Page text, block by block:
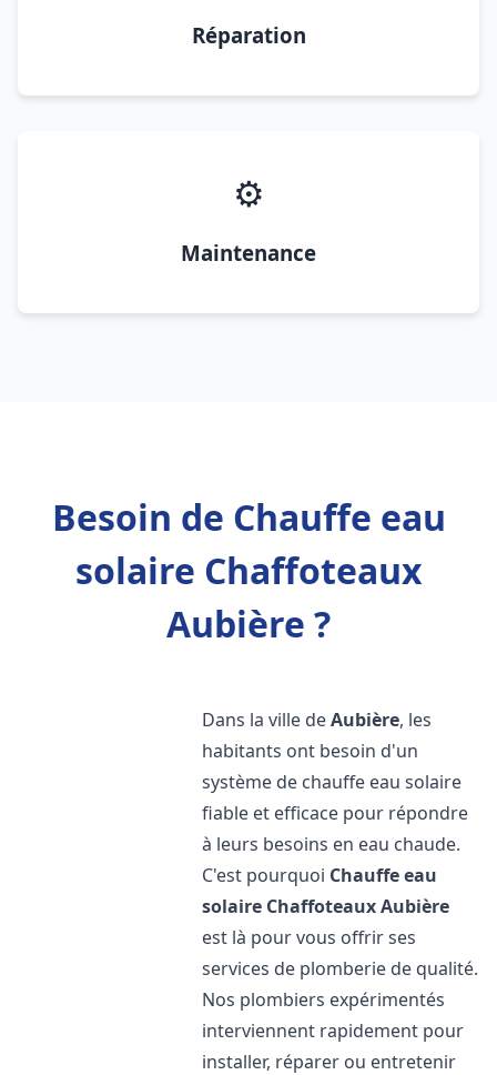
Réparation
⚙️
Maintenance
Besoin de Chauffe eau
solaire Chaffoteaux
Aubière ?
Dans la ville deAubière, les
habitants ont besoin d'un
système de chauffe eau solaire
fiable et efficace pour répondre
à leurs besoins en eau chaude.
C'est pourquoi Chauffe eau
solaire ChaffoteauxAubière
est là pour vous offrir ses
services de plomberie de qualité.
Nos plombiers expérimentés
interviennent rapidement pour
installer, réparer ou entretenir